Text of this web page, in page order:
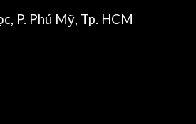
P. Phú Mỹ, Tp. HCM